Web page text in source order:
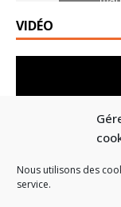
Nous utilisons des
service.